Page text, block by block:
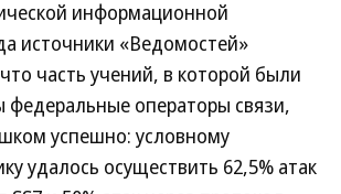
информационной
источники «Ведомостей»
часть учений, в которой были
федеральные операторы связи,
успешно: условному
удалось осуществить 62,5% атак